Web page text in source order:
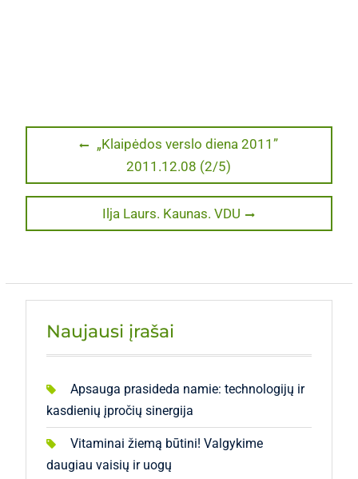
Navigacija
įrašų
Previous
„Klaipėdos verslo diena 2011”
2011.12.08 (2/5)
Next
post:
Ilja Laurs. Kaunas. VDU
Naujausi įrašai
Apsauga prasideda namie: technologijų ir
kasdienių įpročių sinergija
Vitaminai žiemą būtini! Valgykime
daugiau vaisių ir uogų